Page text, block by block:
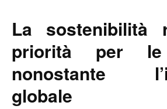
La sostenibilità
priorità per le
nonostante
globale